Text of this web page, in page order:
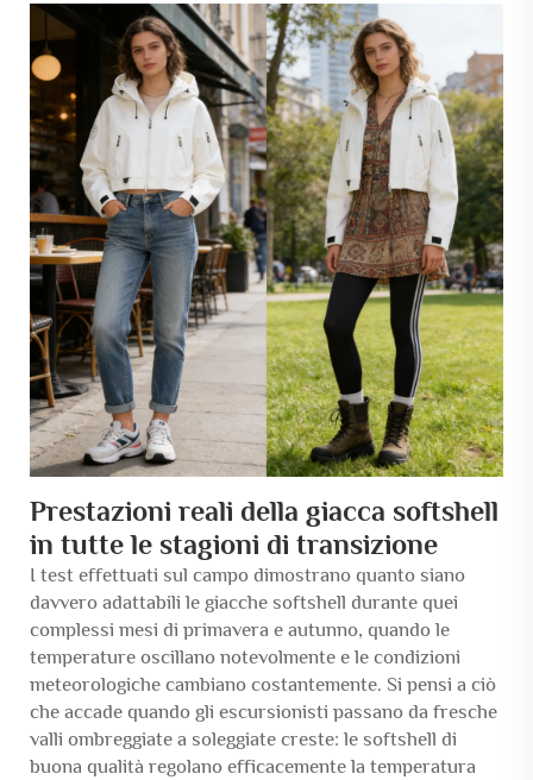
Prestazioni reali della giacca softshell
in tutte le stagioni di transizione
I test effettuati sul campo dimostrano quanto siano
davvero adattabili le giacche softshell durante quei
complessi mesi di primavera e autunno, quando le
temperature oscillano notevolmente e le condizioni
meteorologiche cambiano costantemente. Si pensi a ciò
che accade quando gli escursionisti passano da fresche
valli ombreggiate a soleggiate creste: le softshell di
buona qualità regolano efficacemente la temperatura